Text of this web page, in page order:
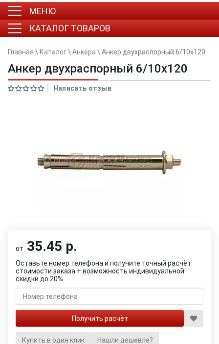
МЕНЮ
КАТАЛОГ ТОВАРОВ
Главная \ Каталог\ Анкера \ Анкер двуxраспорный 6/10x120
Анкер двуxраспорный 6/10x120
Написать отзыв
от 35.45 р.
Оставьте номер телефона и получите точный расчёт
стоимости заказа + возможность индивидуальной
скидки до 20%
Купить в один клик Нашли дешевле?